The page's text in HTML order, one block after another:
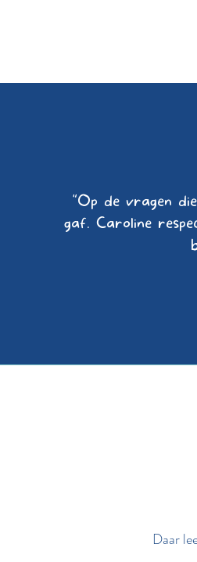
"Op de vragen
gaf. Caroline
Daar